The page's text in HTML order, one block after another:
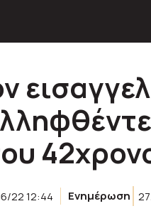
22 12:44 Ενημέρωση